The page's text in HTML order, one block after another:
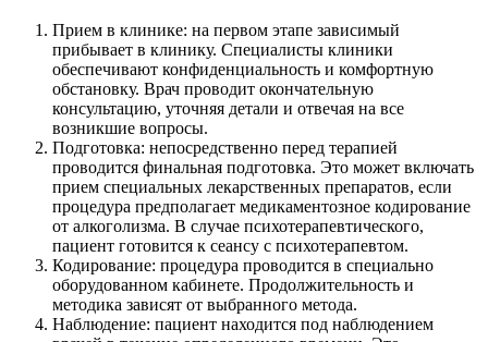
Прием в клинике: на первом этапе зависимый
прибывает в клинику. Специалисты клиники
обеспечивают конфиденциальность и комфортную
обстановку. Врач проводит окончательную
консультацию, уточняя детали и отвечая на все
возникшие вопросы.
Подготовка: непосредственно перед терапией
проводится финальная подготовка. Это может включать
прием специальных лекарственных препаратов, если
процедура предполагает медикаментозное кодирование
от алкоголизма. В случае психотерапевтического,
пациент готовится к сеансу с психотерапевтом.
Кодирование: процедура проводится в специально
оборудованном кабинете. Продолжительность и
методика зависят от выбранного метода.
Наблюдение: пациент находится под наблюдением